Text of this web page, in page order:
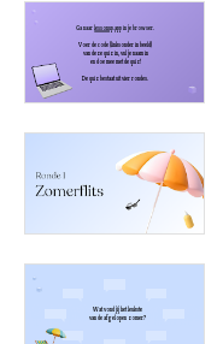
Ga naarlessonup.appin je browser.
Voer de code(linksonder in beeld)
van deze quiz in, vul je naam in
en doe mee met de quiz!
De quiz bestaat uit vier rondes.
Wat vond jij het leukste
van de afgelopen zomer?